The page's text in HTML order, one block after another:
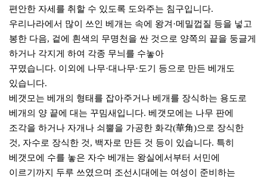
편안한 자세를 취할 수 있도록 도와주는 침구입니다.
우리나라에서 많이 쓰인 베개는 속에 왕겨·메밀껍질 등을 넣고
봉한 다음, 겉에 흰색의 무명천을 싼 것으로 양쪽의 끝을 둥글게
하거나 각지게 하여 각종 무늬를 수놓아
꾸몄습니다. 이외에 나무·대나무·도기 등으로 만든 베개도
있습니다.
베갯모는 베개의 형태를 잡아주거나 베개를 장식하는 용도로
베개의 양 끝에 대는 꾸밈새입니다. 베갯모에는 나무 판에
조각을 하거나 자개나 쇠뿔을 가공한 화각(華角)으로 장식한
것, 자수로 장식한 것, 백자로 만든 것 등이 있습니다. 특히
베갯모에 수를 놓은 자수 베개는 왕실에서부터 서민에
이르기까지 두루 쓰였으며 조선시대에는 여성이 준비하는